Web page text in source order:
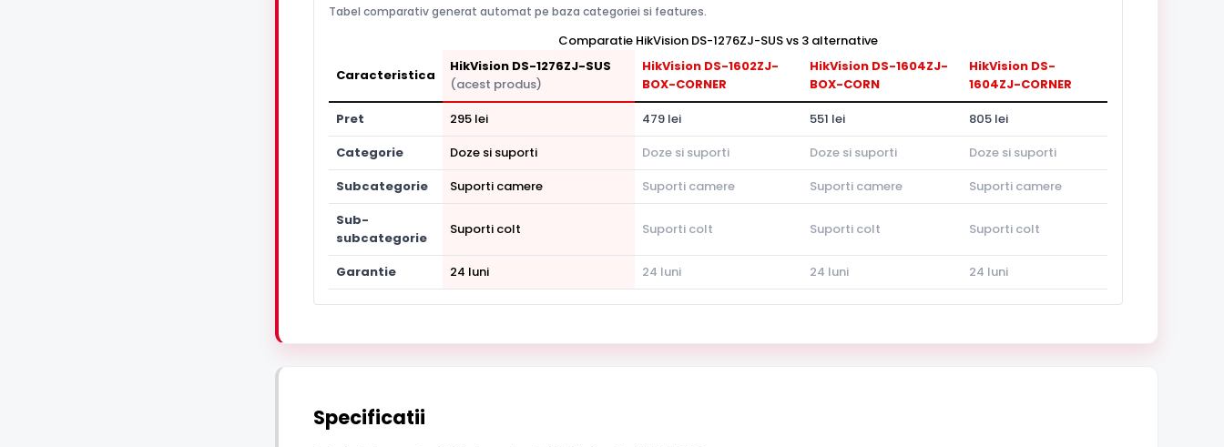
Tabel comparativ generat automat pe baza categoriei si features.
Comparatie HikVision DS-1276ZJ-SUS vs 3 alternative
Caracteristica
HikVision DS-1276ZJ-SUS
(acest produs)
HikVision DS-1602ZJ-
BOX-CORNER
HikVision DS-1604ZJ-
BOX-CORN
HikVision DS-
1604ZJ-CORNER
Pret
295 lei 479 lei 551 lei
805 lei
Categorie
Doze si suporti Doze si suporti Doze si suporti
Doze si suporti
Subcategorie
Suporti camere Suporti camere Suporti camere
Suporti camere
Sub-
subcategorie
Suporti colt Suporti colt Suporti colt Suporti colt
Garantie 24 luni 24 luni 24 luni 24 luni
Specificatii